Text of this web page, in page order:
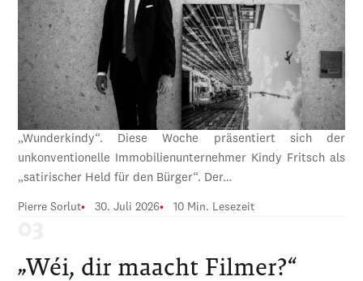
„Wunderkindy“. Diese Woche präsentiert sich der
unkonventionelle Immobilienunternehmer Kindy Fritsch als
„satirischer Held für den Bürger“. Der…
Pierre Sorlut 30. Juli 2026 10 Min. Lesezeit
„Wéi, dir maacht Filmer?“